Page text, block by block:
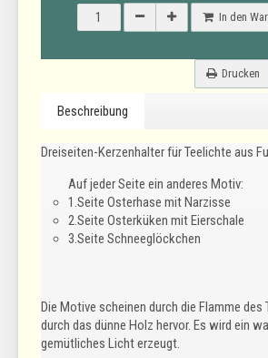
In den
Drucken
Beschreibung
Dreiseiten-Kerzenhalter für Teelichte aus
Auf jeder Seite ein anderes Motiv:
1.Seite Osterhase mit Narzisse
2.Seite Osterküken mit Eierschale
3.Seite Schneeglöckchen
Die Motive scheinen durch die Flamme des
durch das dünne Holz hervor. Es wird ein
gemütliches Licht erzeugt.